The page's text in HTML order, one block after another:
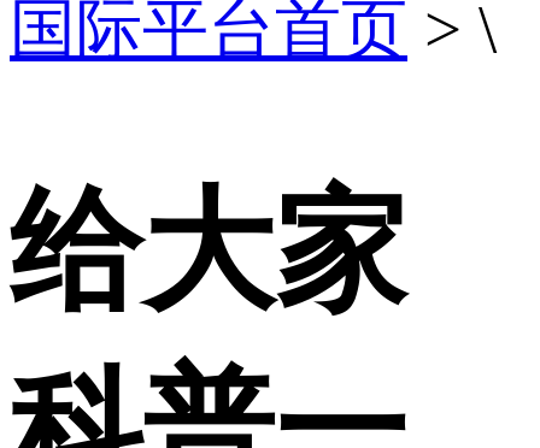
国际平台首页 > \
给大家